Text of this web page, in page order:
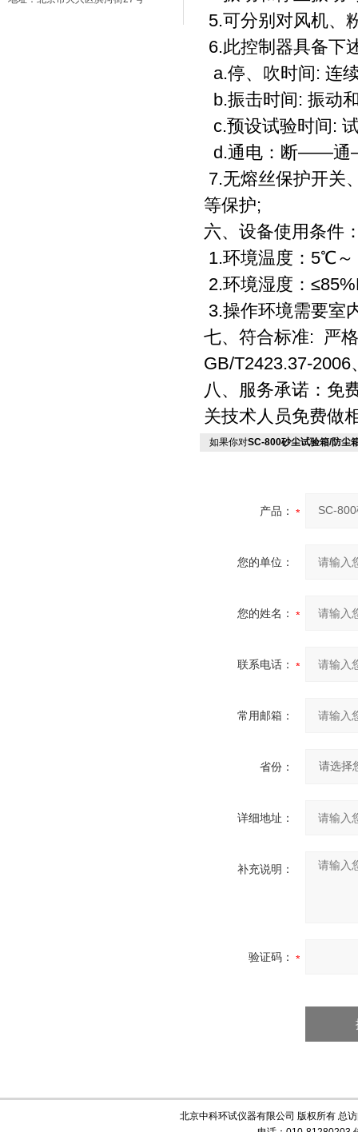
5.可分别对风机、
6.此控制器具备下
a.停、吹时间: 连
b.振击时间: 振动
c.预设试验时间:
d.通电：断——
7.无熔丝保护开关
等保护;
六、设备使用条件
1.环境温度：5℃
2.环境湿度：
3.操作环境需要室
七、符合标准: 严
GB/T2423.37-
八、服务承诺：免
关技术人员免费做
如果你对SC-800砂尘试验箱/防尘
产品：
您的单位：
您的姓名：
联系电话：
常用邮箱：
省份：
详细地址：
补充说明：
验证码：
北京中科环试仪器有限公司 版权所有 总